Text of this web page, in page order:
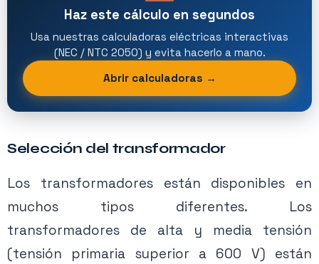
Haz este cálculo en segundos
Usa nuestras calculadoras eléctricas interactivas
(NEC / NTC 2050) y evita hacerlo a mano.
Abrir calculadoras →
Selección del transformador
Los transformadores están disponibles en
muchos tipos diferentes. Los
transformadores de alta y media tensión
(tensión primaria superior a 600 V) están